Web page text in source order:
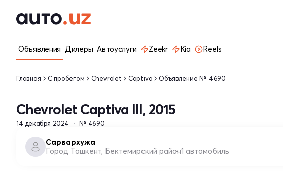
Объявления Дилеры Автоуслуги Zeekr Kia Reels
Главная С пробегом Chevrolet Captiva Объявление № 4690
Chevrolet Captiva III, 2015
14 декабря 2024 № 4690
Сарвархужа
Город Ташкент, Бектемирский район1 автомобиль